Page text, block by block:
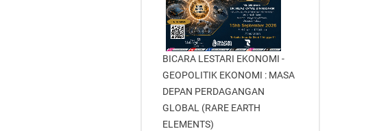
BICARA LESTARI EKONOMI -
GEOPOLITIK EKONOMI : MASA
DEPAN PERDAGANGAN
GLOBAL (RARE EARTH
ELEMENTS)